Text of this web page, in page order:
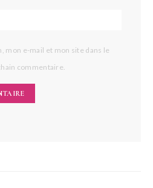
mon e-mail et mon site dans le
commentaire.